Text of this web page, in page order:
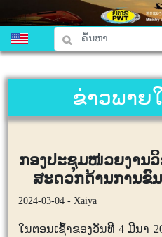
ຂ່າວພາຍ
ກອງປະຊຸມໜ່ວຍງານ
ສະດວກດ້ານການຂົ
2024-03-04 - Xaiya
ໃນຕອນເຊົ້້າຂອງວັນທີ 4 ມີນາ